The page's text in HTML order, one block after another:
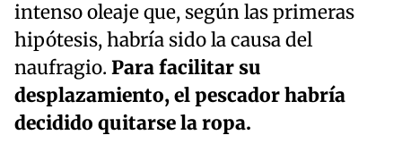
intenso oleaje que, según las primeras
hipótesis, habría sido la causa del
naufragio. Para facilitar su
desplazamiento, el pescador habría
decidido quitarse la ropa.